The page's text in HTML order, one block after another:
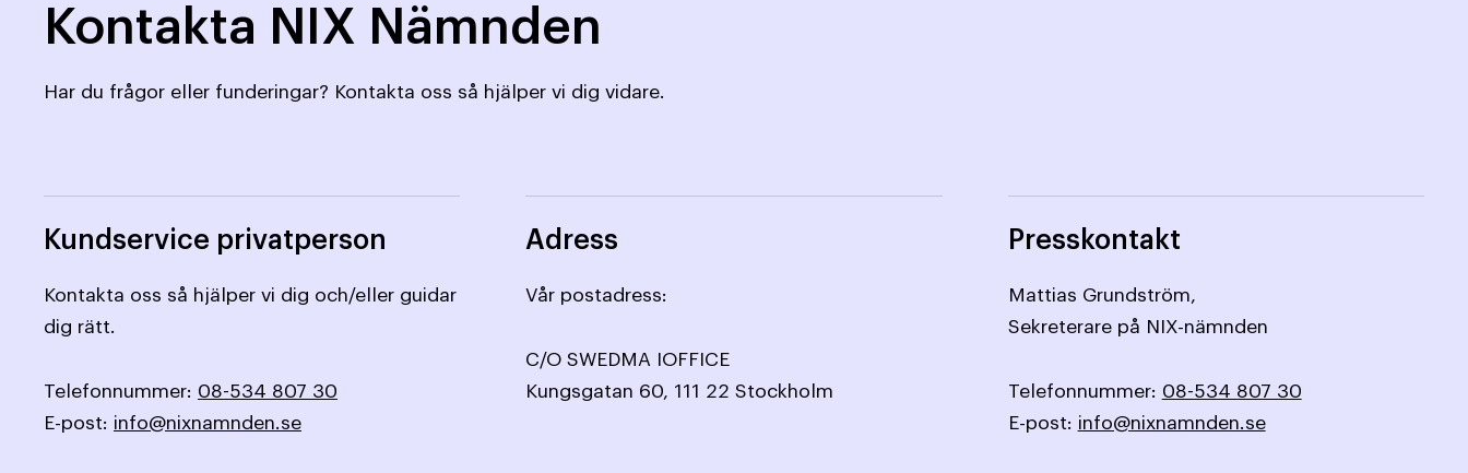
Kontakta NIX Nämnden
Har du frågor eller funderingar? Kontakta oss så hjälper vi dig vidare.
Kundservice privatperson
Kontakta oss så hjälper vi dig och/eller guidar
dig rätt.
Telefonnummer: 08-534 807 30
E-post: info@nixnamnden.se
Adress
Vår postadress:
C/O SWEDMA IOFFICE
Kungsgatan 60, 111 22 Stockholm
Presskontakt
Mattias Grundström,
Sekreterare på NIX-nämnden
Telefonnummer: 08-534 807 30
E-post: info@nixnamnden.se